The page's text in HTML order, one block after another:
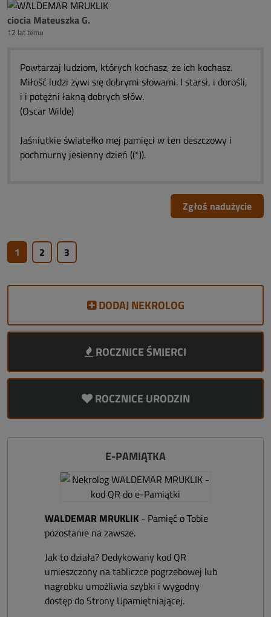
ciocia Mateuszka G.
12 lat temu
Powtarzaj ludziom, których kochasz, że ich kochasz.
Miłość ludzi żywi się dobrymi słowami. I starsi, i dorośli,
i i potężni łakną dobrych słów.
(Oscar Wilde)
Jaśniutkie światełko mej pamięci w ten deszczowy i
pochmurny jesienny dzień ((*)).
Zgłoś nadużycie
1 2 3
DODAJ NEKROLOG
ROCZNICE ŚMIERCI
ROCZNICE URODZIN
E-PAMIĄTKA
WALDEMAR MRUKLIK - Pamięć o Tobie
pozostanie na zawsze.
Jak to działa? Dedykowany kod QR
umieszczony na tabliczce pogrzebowej lub
nagrobku umożliwia szybki i wygodny
dostęp do Strony Upamiętniającej.